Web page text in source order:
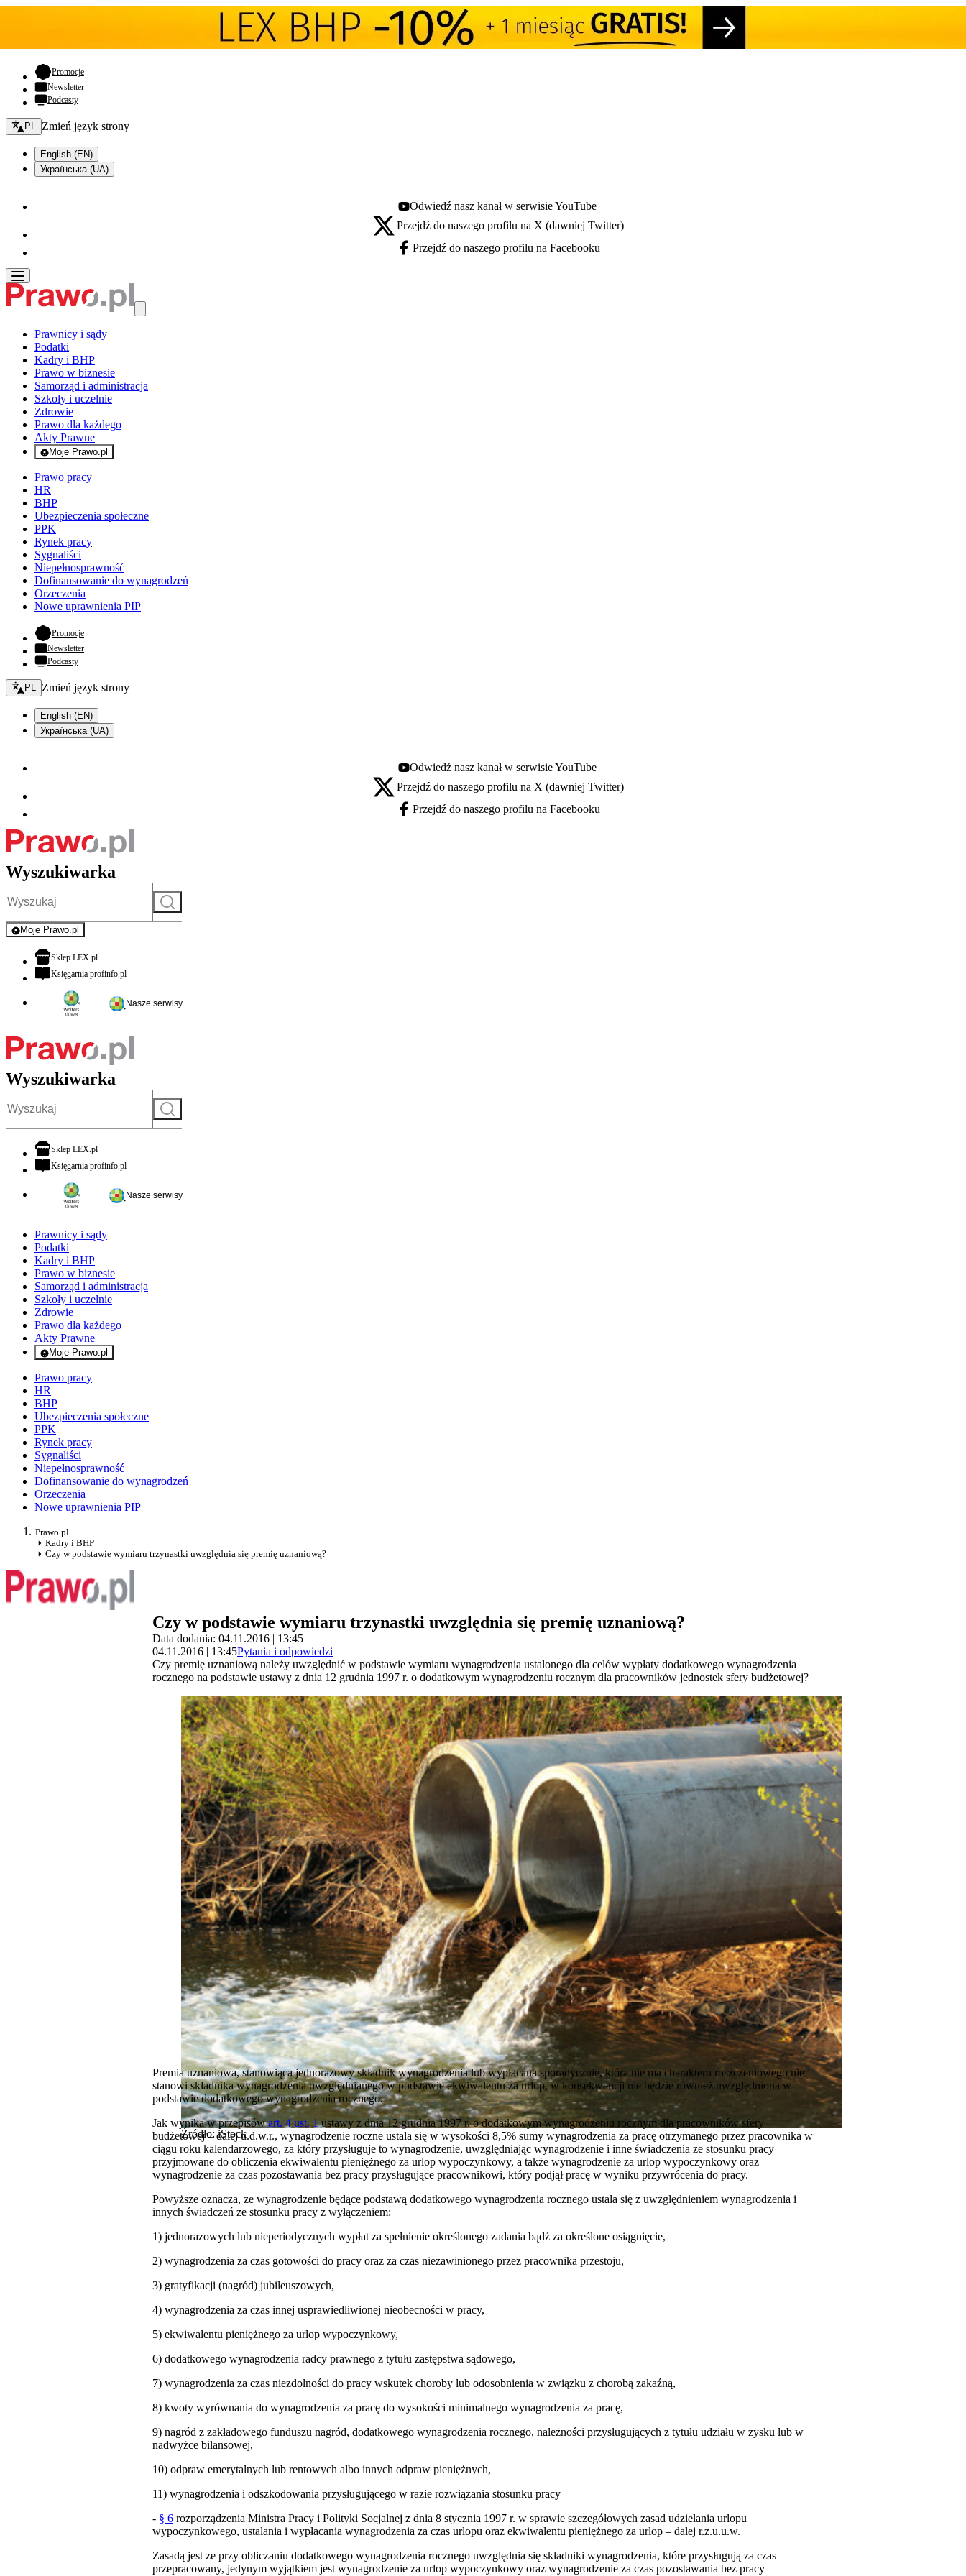
Promocje- otwiera się w nowej karcie
Newsletter
Podcasty
Zmień język - bieżący:
PL Zmień język strony
English (EN)
Українська (UA)
Youtube - otwiera się w nowej karcie
Odwiedź nasz kanał w serwisie YouTube
X - otwiera się w nowej karcie
Przejdź do naszego profilu na X (dawniej Twitter)
Facebook - otwiera się w nowej karcie
Przejdź do naszego profilu na Facebooku
Prawnicy i sądy
Podatki
Kadry i BHP
Prawo w biznesie
Samorząd i administracja
Szkoły i uczelnie
Zdrowie
Prawo dla każdego
Akty Prawne
Moje Prawo.pl
- rejestracja i logowanie do serwisu
Prawo pracy
HR
BHP
Ubezpieczenia społeczne
PPK
Rynek pracy
Sygnaliści
Niepełnosprawność
Dofinansowanie do wynagrodzeń
Orzeczenia
Nowe uprawnienia PIP
Promocje- otwiera się w nowej karcie
Newsletter
Podcasty
Zmień język - bieżący:
PL Zmień język strony
English (EN)
Українська (UA)
Youtube - otwiera się w nowej karcie
Odwiedź nasz kanał w serwisie YouTube
X - otwiera się w nowej karcie
Przejdź do naszego profilu na X (dawniej Twitter)
Facebook - otwiera się w nowej karcie
Przejdź do naszego profilu na Facebooku
Wyszukiwarka
Szukaj
Moje Prawo.pl
- rejestracja i logowanie do serwisu
Sklep LEX.plotwiera się w nowej karcie
Księgarnia profinfo.plotwiera się w nowej karcie
Nasze serwisy
Wyszukiwarka
Szukaj
Sklep LEX.plotwiera się w nowej karcie
Księgarnia profinfo.plotwiera się w nowej karcie
Nasze serwisy
Prawnicy i sądy
Podatki
Kadry i BHP
Prawo w biznesie
Samorząd i administracja
Szkoły i uczelnie
Zdrowie
Prawo dla każdego
Akty Prawne
Moje Prawo.pl
- rejestracja i logowanie do serwisu
Prawo pracy
HR
BHP
Ubezpieczenia społeczne
PPK
Rynek pracy
Sygnaliści
Niepełnosprawność
Dofinansowanie do wynagrodzeń
Orzeczenia
Nowe uprawnienia PIP
Prawo.pl
Kadry i BHP
Czy w podstawie wymiaru trzynastki uwzględnia się premię uznaniową?
Czy w podstawie wymiaru trzynastki uwzględnia się premię uznaniową?
Data dodania: 04.11.2016 | 13:45
04.11.2016 | 13:45Pytania i odpowiedzi
Czy premię uznaniową należy uwzględnić w podstawie wymiaru wynagrodzenia ustalonego dla celów wypłaty dodatkowego wynagrodzenia
rocznego na podstawie ustawy z dnia 12 grudnia 1997 r. o dodatkowym wynagrodzeniu rocznym dla pracowników jednostek sfery budżetowej?
Źródło: iStock
Premia uznaniowa, stanowiąca jednorazowy składnik wynagrodzenia lub wypłacana sporadycznie, która nie ma charakteru roszczeniowego nie
stanowi składnika wynagrodzenia uwzględnianego w podstawie ekwiwalentu za urlop, w konsekwencji nie będzie również uwzględniona w
podstawie dodatkowego wynagrodzenia rocznego.
Jak wynika w przepisówart. 4 ust. 1ustawy z dnia 12 grudnia 1997 r. o dodatkowym wynagrodzeniu rocznym dla pracowników sfery
budżetowej – dalej u.d.w.r., wynagrodzenie roczne ustala się w wysokości 8,5% sumy wynagrodzenia za pracę otrzymanego przez pracownika w
ciągu roku kalendarzowego, za który przysługuje to wynagrodzenie, uwzględniając wynagrodzenie i inne świadczenia ze stosunku pracy
przyjmowane do obliczenia ekwiwalentu pieniężnego za urlop wypoczynkowy, a także wynagrodzenie za urlop wypoczynkowy oraz
wynagrodzenie za czas pozostawania bez pracy przysługujące pracownikowi, który podjął pracę w wyniku przywrócenia do pracy.
Powyższe oznacza, ze wynagrodzenie będące podstawą dodatkowego wynagrodzenia rocznego ustala się z uwzględnieniem wynagrodzenia i
innych świadczeń ze stosunku pracy z wyłączeniem:
1) jednorazowych lub nieperiodycznych wypłat za spełnienie określonego zadania bądź za określone osiągnięcie,
2) wynagrodzenia za czas gotowości do pracy oraz za czas niezawinionego przez pracownika przestoju,
3) gratyfikacji (nagród) jubileuszowych,
4) wynagrodzenia za czas innej usprawiedliwionej nieobecności w pracy,
5) ekwiwalentu pieniężnego za urlop wypoczynkowy,
6) dodatkowego wynagrodzenia radcy prawnego z tytułu zastępstwa sądowego,
7) wynagrodzenia za czas niezdolności do pracy wskutek choroby lub odosobnienia w związku z chorobą zakaźną,
8) kwoty wyrównania do wynagrodzenia za pracę do wysokości minimalnego wynagrodzenia za pracę,
9) nagród z zakładowego funduszu nagród, dodatkowego wynagrodzenia rocznego, należności przysługujących z tytułu udziału w zysku lub w
nadwyżce bilansowej,
10) odpraw emerytalnych lub rentowych albo innych odpraw pieniężnych,
11) wynagrodzenia i odszkodowania przysługującego w razie rozwiązania stosunku pracy
- § 6 rozporządzenia Ministra Pracy i Polityki Socjalnej z dnia 8 stycznia 1997 r. w sprawie szczegółowych zasad udzielania urlopu
wypoczynkowego, ustalania i wypłacania wynagrodzenia za czas urlopu oraz ekwiwalentu pieniężnego za urlop – dalej r.z.u.u.w.
Zasadą jest ze przy obliczaniu dodatkowego wynagrodzenia rocznego uwzględnia się składniki wynagrodzenia, które przysługują za czas
przepracowany, jedynym wyjątkiem jest wynagrodzenie za urlop wypoczynkowy oraz wynagrodzenie za czas pozostawania bez pracy